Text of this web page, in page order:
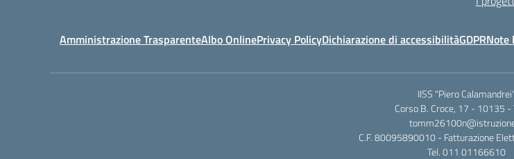
Amministrazione TrasparenteAlbo OnlinePrivacy PolicyDichiarazione di accessibilitàGDPRNote
IISS "Piero Calamandrei"
Corso B. Croce, 17 - 10135 -
C.F. 80095890010 - Fatturazione
Tel. 011 01166610